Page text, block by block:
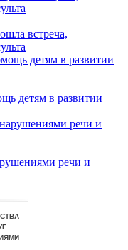
встреча,
детям в развитии
речи и